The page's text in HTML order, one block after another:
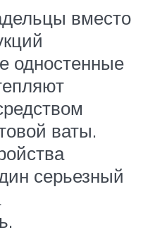
вместо
одностенные
ваты.
серьезный